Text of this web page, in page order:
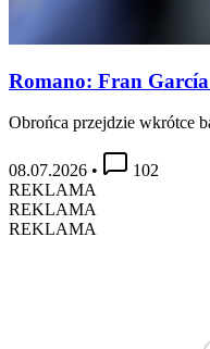
Romano: Fran
Obrońca przejdzie wkrótce
08.07.2026 •
102
REKLAMA
REKLAMA
REKLAMA